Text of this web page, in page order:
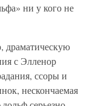
ни у кого не
драматическую
с Элленор
ссоры и
нескончаемая